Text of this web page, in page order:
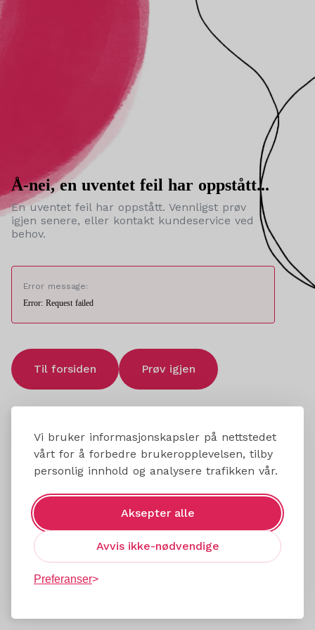
Vi bruker informasjonskapsler på nettstedet
vårt for å forbedre brukeropplevelsen, tilby
personlig innhold og analysere trafikken vår.
Aksepter alle
Avvis ikke-nødvendige
Preferanser
Å-nei, en uventet feil har oppstått...
En uventet feil har oppstått. Vennligst prøv
igjen senere, eller kontakt kundeservice ved
behov.
Error message:
Error: Request failed
Til forsiden Prøv igjen